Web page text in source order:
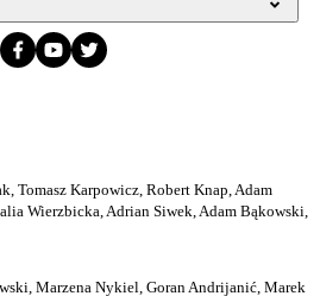
Tomasz Karpowicz, Robert Knap, Adam
Wierzbicka, Adrian Siwek, Adam Bąkowski,
Marzena Nykiel, Goran Andrijanić, Marek